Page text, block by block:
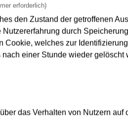
werden folgende Nachweise
(PDF) für das
(ZFZR)überalle zu
des Auszugs aus dem
erforderlich)
den Zustand der getroffenen
durch
Cookie, welches zur
einer Stunde wieder
das Verhalten von Nutzern